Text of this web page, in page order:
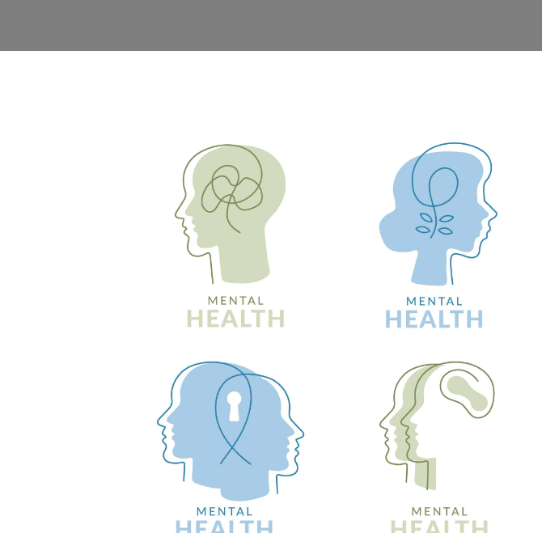
TCA
Relaciones disfuncionales
relacionados con el estrés
Terapia de enriquecimiento de
Desarrollo de Inteligencia
tecnologías
Enuresis y encopresis
Problemas de sueño
Acoso escolar y Bullying
Procesos de separación de los
Problemas de inseguridad y